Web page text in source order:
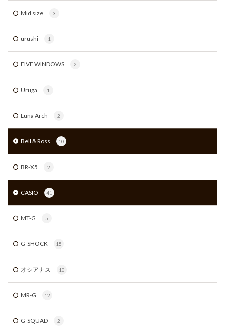
Mid size 3
urushi 1
FIVE WINDOWS 2
Uruga 1
Luna Arch 2
Bell＆Ross 10
BR-X5 2
CASIO 41
MT-G 5
G-SHOCK 15
オシアナス 10
MR-G 12
G-SQUAD 2